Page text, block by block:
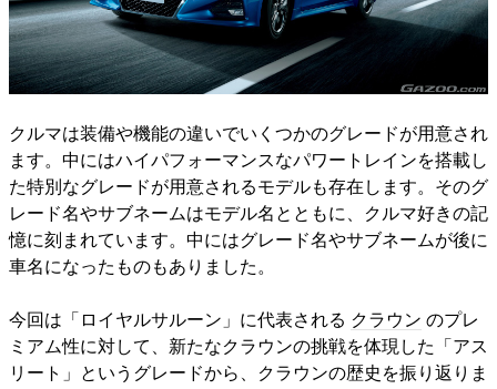
クルマは装備や機能の違いでいくつかのグレードが用意され
ます。中にはハイパフォーマンスなパワートレインを搭載し
た特別なグレードが用意されるモデルも存在します。そのグ
レード名やサブネームはモデル名とともに、クルマ好きの記
憶に刻まれています。中にはグレード名やサブネームが後に
車名になったものもありました。
今回は「ロイヤルサルーン」に代表される クラウン のプレ
ミアム性に対して、新たなクラウンの挑戦を体現した「アス
リート」というグレードから、クラウンの歴史を振り返りま